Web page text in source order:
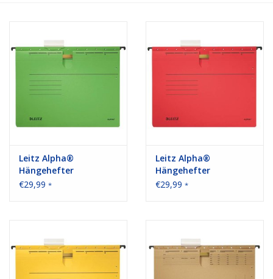
Druckerzubehör
Büroeinrichtung
Marken
Leitz Alpha®
Hängehefter
€29,99 *
Leitz Alpha®
Hängehefter
€29,99 *